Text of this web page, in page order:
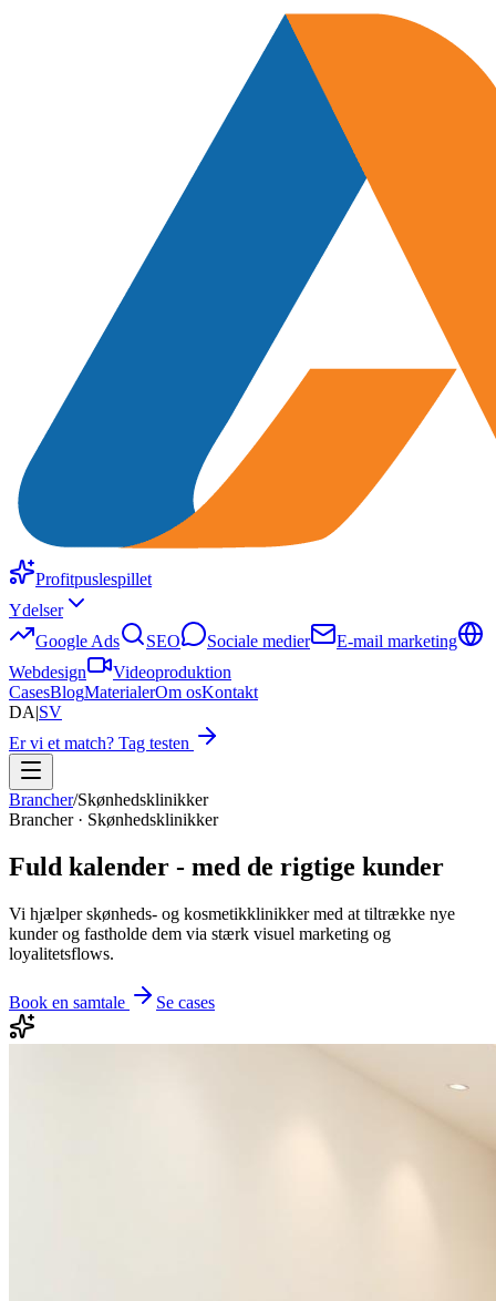
Profitpuslespillet
Ydelser
Google Ads
SEO Sociale medier
E-mail marketing
Webdesign
Videoproduktion
CasesBlogMaterialerOm osKontakt
DA|SV
Er vi et match? Tag testen
Brancher/Skønhedsklinikker
Brancher · Skønhedsklinikker
Fuld kalender - med de rigtige kunder
Vi hjælper skønheds- og kosmetikklinikker med at tiltrække nye
kunder og fastholde dem via stærk visuel marketing og
loyalitetsflows.
Book en samtale Se cases